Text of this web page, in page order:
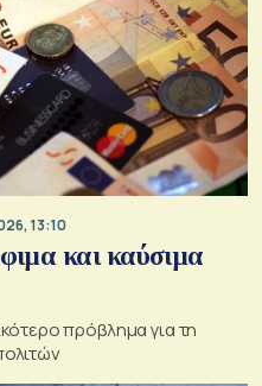
13:10
και καύσιμα
πρόβλημα για τη